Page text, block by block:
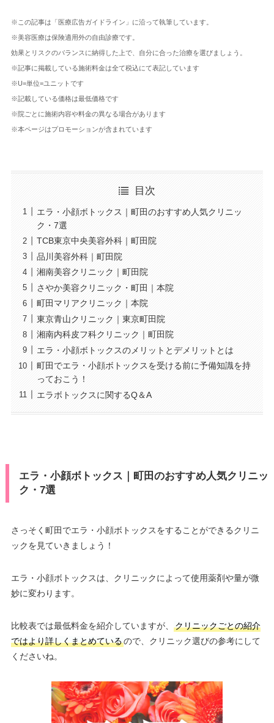
※この記事は「医療広告ガイドライン」に沿って執筆しています。
※美容医療は保険適用外の自由診療です。
効果とリスクのバランスに納得した上で、自分に合った治療を選びましょう。
※記事に掲載している施術料金は全て税込にて表記しています
※U=単位=ユニットです
※記載している価格は最低価格です
※院ごとに施術内容や料金の異なる場合があります
※本ページはプロモーションが含まれています
目次
エラ・小顔ボトックス｜町田のおすすめ人気クリニッ
ク・7選
TCB東京中央美容外科｜町田院
品川美容外科｜町田院
湘南美容クリニック｜町田院
さやか美容クリニック・町田｜本院
町田マリアクリニック｜本院
東京青山クリニック｜東京町田院
湘南内科皮フ科クリニック｜町田院
エラ・小顔ボトックスのメリットとデメリットとは
町田でエラ・小顔ボトックスを受ける前に予備知識を持
っておこう！
エラボトックスに関するQ＆A
エラ・小顔ボトックス｜町田のおすすめ人気クリニッ
ク・7選
さっそく町田でエラ・小顔ボトックスをすることができるクリニ
ックを見ていきましょう！
エラ・小顔ボトックスは、クリニックによって使用薬剤や量が微
妙に変わります。
比較表では最低料金を紹介していますが、
クリニックごとの紹介
ではより詳しくまとめているので、クリニック選びの参考にして
くださいね。